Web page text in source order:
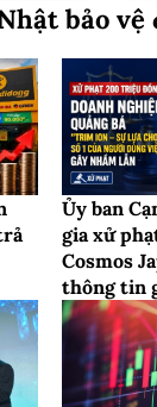
bảo vệ
Ủy ban
gia xử
Cosmos
thông tin